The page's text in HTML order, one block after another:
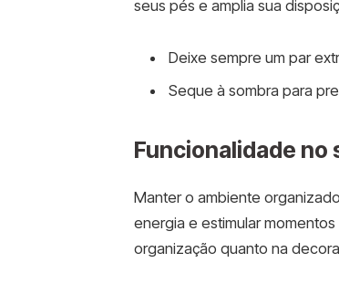
seus pés e amplia sua
Deixe sempre um par
Seque à sombra para
Funcionalidade no
Manter o ambiente
energia e estimular
organização quanto na